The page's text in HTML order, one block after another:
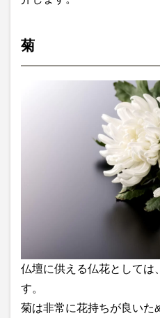
菊
仏壇に供える仏花としては、
す。
菊は非常に花持ちが良いた